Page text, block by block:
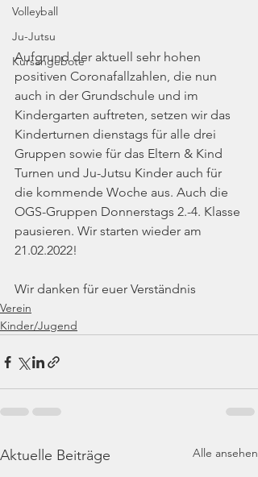
Volleyball
Ju-Jutsu
Kursangebote
Aufgrund der aktuell sehr hohen
positiven Coronafallzahlen, die nun
auch in der Grundschule und im
Kindergarten auftreten, setzen wir das
Kinderturnen dienstags für alle drei
Gruppen sowie für das Eltern & Kind
Turnen und Ju-Jutsu Kinder auch für
die kommende Woche aus. Auch die
OGS-Gruppen Donnerstags 2.-4. Klasse
pausieren. Wir starten wieder am
21.02.2022!
Wir danken für euer Verständnis
Verein
Kinder/Jugend
Aktuelle Beiträge Alle ansehen